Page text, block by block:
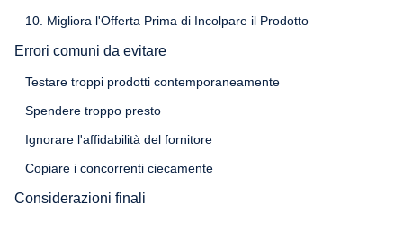
10. Migliora l'Offerta Prima di Incolpare il Prodotto
Errori comuni da evitare
Testare troppi prodotti contemporaneamente
Spendere troppo presto
Ignorare l'affidabilità del fornitore
Copiare i concorrenti ciecamente
Considerazioni finali